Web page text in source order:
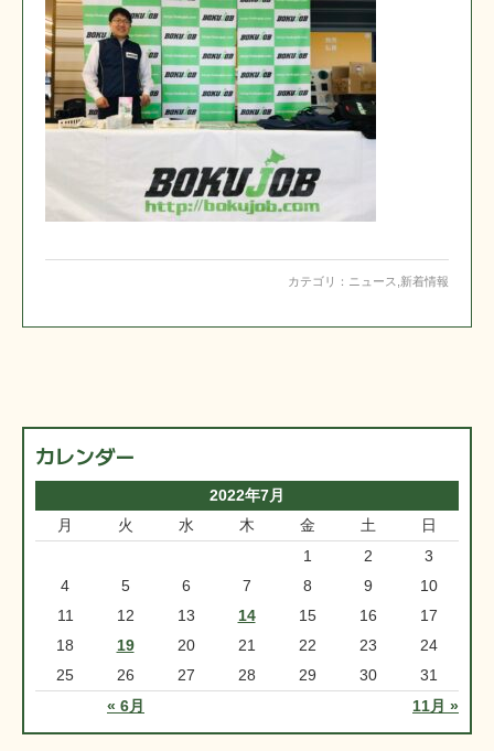
カテゴリ： ニュース 新着情報
カレンダー
2022年7月
月
火 水 木 金 土 日
« 6月 11月 »
1 2
3
4
5 6 7 8 9
10
11
12 13 14 15 16
17
18
19 20 21 22 23
24
25
26 27 28 29 30 31